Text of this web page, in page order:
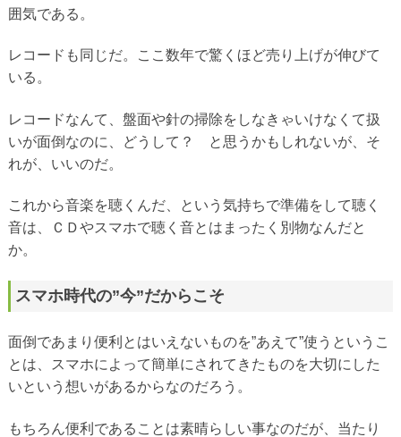
囲気である。
レコードも同じだ。ここ数年で驚くほど売り上げが伸びて
いる。
レコードなんて、盤面や針の掃除をしなきゃいけなくて扱
いが面倒なのに、どうして？ と思うかもしれないが、そ
れが、いいのだ。
これから音楽を聴くんだ、という気持ちで準備をして聴く
音は、ＣＤやスマホで聴く音とはまったく別物なんだと
か。
スマホ時代の”今”だからこそ
面倒であまり便利とはいえないものを”あえて”使うというこ
とは、スマホによって簡単にされてきたものを大切にした
いという想いがあるからなのだろう。
もちろん便利であることは素晴らしい事なのだが、当たり